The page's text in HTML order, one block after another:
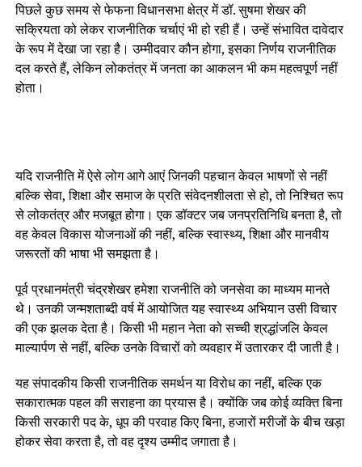
पिछले कुछ समय से फेफना विधानसभा क्षेत्र में डॉ. सुषमा शेखर की
सक्रियता को लेकर राजनीतिक चर्चाएं भी हो रही हैं। उन्हें संभावित दावेदार
के रूप में देखा जा रहा है। उम्मीदवार कौन होगा, इसका निर्णय राजनीतिक
दल करते हैं, लेकिन लोकतंत्र में जनता का आकलन भी कम महत्वपूर्ण नहीं
होता।
यदि राजनीति में ऐसे लोग आगे आएं जिनकी पहचान केवल भाषणों से नहीं
बल्कि सेवा, शिक्षा और समाज के प्रति संवेदनशीलता से हो, तो निश्चित रूप
से लोकतंत्र और मजबूत होगा। एक डॉक्टर जब जनप्रतिनिधि बनता है, तो
वह केवल विकास योजनाओं की नहीं, बल्कि स्वास्थ्य, शिक्षा और मानवीय
जरूरतों की भाषा भी समझता है।
पूर्व प्रधानमंत्री चंद्रशेखर हमेशा राजनीति को जनसेवा का माध्यम मानते
थे। उनकी जन्मशताब्दी वर्ष में आयोजित यह स्वास्थ्य अभियान उसी विचार
की एक झलक देता है। किसी भी महान नेता को सच्ची श्रद्धांजलि केवल
माल्यार्पण से नहीं, बल्कि उनके विचारों को व्यवहार में उतारकर दी जाती है।
यह संपादकीय किसी राजनीतिक समर्थन या विरोध का नहीं, बल्कि एक
सकारात्मक पहल की सराहना का प्रयास है। क्योंकि जब कोई व्यक्ति बिना
किसी सरकारी पद के, धूप की परवाह किए बिना, हजारों मरीजों के बीच खड़ा
होकर सेवा करता है, तो वह दृश्य उम्मीद जगाता है।